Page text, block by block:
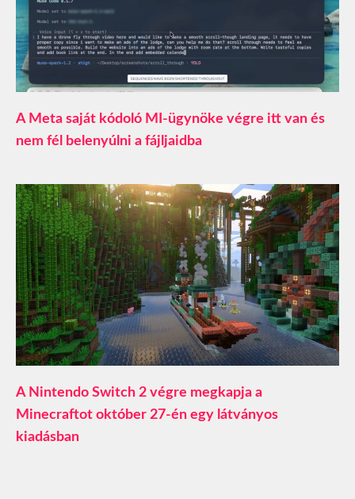
A Meta saját kódoló MI-ügynöke végre itt van és
nem fél belenyúlni a fájljaidba
A Nintendo Switch 2 végre megkapja a
Minecraftot október 27-én egy látványos
kiadásban